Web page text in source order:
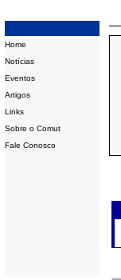
Home
Notícias
Eventos
Artigos
Links
Sobre o Comut
Fale Conosco